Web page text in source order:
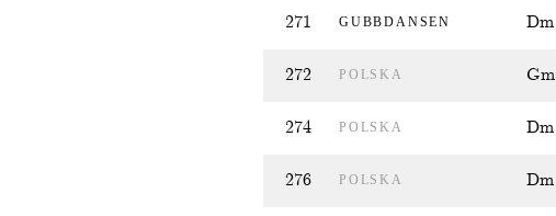
271 GUBBDANSEN Dm
272 POLSKA Gm
274 POLSKA Dm
276 POLSKA Dm